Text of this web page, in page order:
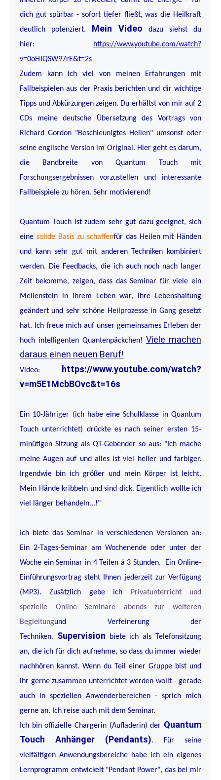
dich gut spürbar - sofort tiefer fließt, was die Heilkraft
deutlich potenziert. Mein Video dazu siehst du
hier:
https://www.youtube.com/watch?
v=0oHJQSW97rE&t=2s
Zudem kann ich viel von meinen Erfahrungen mit
Fallbeispielen aus der Praxis berichten und dir wichtige
Tipps und Abkürzungen zeigen. Du erhältst von mir auf 2
CDs meine deutsche Übersetzung des Vortrags von
Richard Gordon "Beschleunigtes Heilen" umsonst oder
seine englische Version im Original. Hier geht es darum,
die Bandbreite von Quantum Touch mit
Forschungsergebnissen vorzustellen und interessante
Fallbeispiele zu hören. Sehr motivierend!
Quantum Touch ist zudem sehr gut dazu geeignet, sich
eine solide Basis zu schaffenfür das Heilen mit Händen
und kann sehr gut mit anderen Techniken kombiniert
werden. Die Feedbacks, die ich auch noch nach langer
Zeit bekomme, zeigen, dass das Seminar für viele ein
Meilenstein in ihrem Leben war, ihre Lebenshaltung
geändert und sehr schöne Heilprozesse in Gang gesetzt
hat. Ich freue mich auf unser gemeinsames Erleben der
hoch intelligenten Quantenpäckchen! Viele machen
daraus einen neuen Beruf!
Video: https://www.youtube.com/watch?
v=m5E1McbBOvc&t=16s
Ein 10-Jähriger (ich habe eine Schulklasse in Quantum
Touch unterrichtet) drückte es nach seiner ersten 15-
minütigen Sitzung als QT-Gebender so aus: "Ich mache
meine Augen auf und alles ist viel heller und farbiger.
Irgendwie bin ich größer und mein Körper ist leicht.
Mein Hände kribbeln und sind dick. Eigentlich wollte ich
viel länger behandeln...!"
Ich biete das Seminar in verschiedenen Versionen an:
Ein 2-Tages-Seminar am Wochenende oder unter der
Woche ein Seminar in 4 Teilen á 3 Stunden. Ein Online-
Einführungsvortrag steht Ihnen jederzeit zur Verfügung
(MP3). Zusätzlich gebe ich
Privatunterricht und
spezielle Online Seminare abends zur weiteren
Begleitungund Verfeinerung der
Techniken. Supervision
biete ich als Telefonsitzung
an, die ich für dich aufnehme, so dass du immer wieder
nachhören kannst. Wenn du Teil einer Gruppe bist und
ihr gerne zusammen unterrichtet werden wollt - gerade
auch in speziellen Anwenderbereichen - sprich mich
gerne an. Ich reise auch mit dem Seminar.
Ich bin offizielle Chargerin (Aufladerin) der Quantum
Touch Anhänger (Pendants). Für seine
vielfältigen Anwendungsbereiche habe ich ein eigenes
Lernprogramm entwickelt "Pendant Power", das bei mir